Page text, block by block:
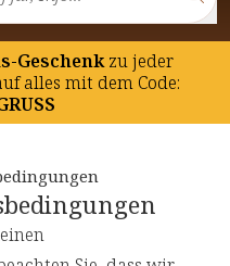
Geschenkzu jeder
alles mit dem Code: